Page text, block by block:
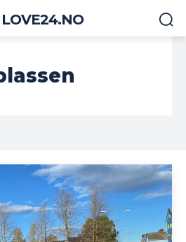
LOVE24.NO